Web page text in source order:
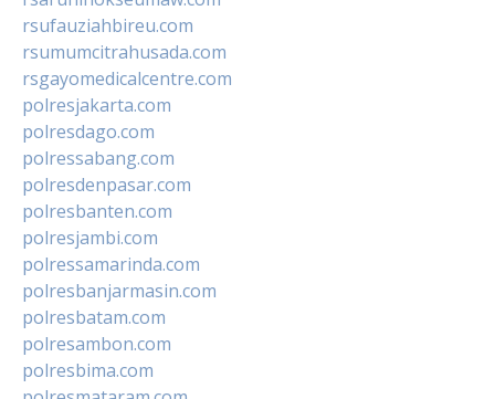
rsufauziahbireu.com
rsumumcitrahusada.com
rsgayomedicalcentre.com
polresjakarta.com
polresdago.com
polressabang.com
polresdenpasar.com
polresbanten.com
polresjambi.com
polressamarinda.com
polresbanjarmasin.com
polresbatam.com
polresambon.com
polresbima.com